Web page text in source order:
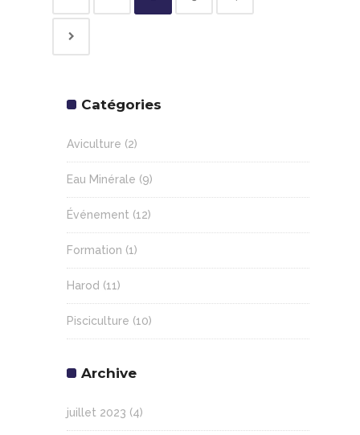
Catégories
Aviculture (2)
Eau Minérale (9)
Événement (12)
Formation (1)
Harod (11)
Pisciculture (10)
Archive
juillet 2023 (4)